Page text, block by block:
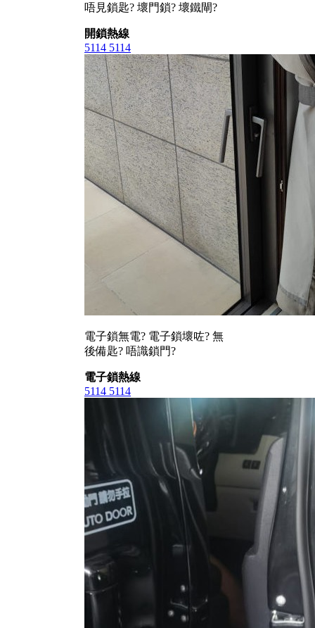
唔見鎖匙? 壞門鎖? 壞鐵閘?
開鎖熱線
5114 5114
電子鎖無電? 電子鎖壞咗? 無
後備匙? 唔識鎖門?
電子鎖熱線
5114 5114